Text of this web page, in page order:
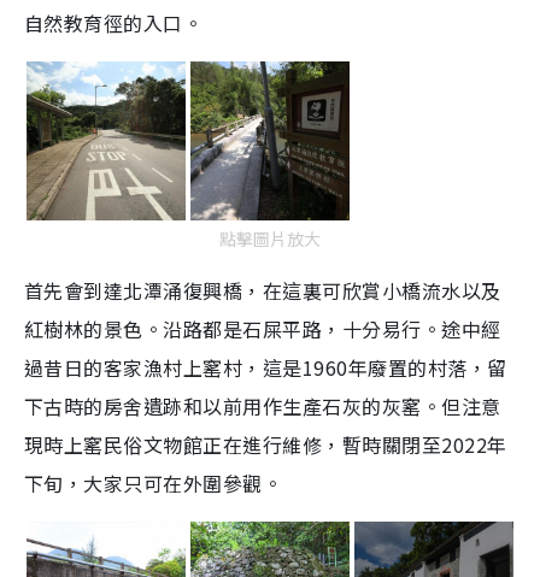
自然教育徑的入口。
點擊圖片放大
首先會到達北潭涌復興橋，在這裏可欣賞小橋流水以及
紅樹林的景色。沿路都是石屎平路，十分易行。途中經
過昔日的客家漁村上窰村，這是1960年廢置的村落，留
下古時的房舍遺跡和以前用作生產石灰的灰窰。但注意
現時上窰民俗文物館正在進行維修， 暫時關閉至2022年
下旬， 大家只可在外圍參觀。